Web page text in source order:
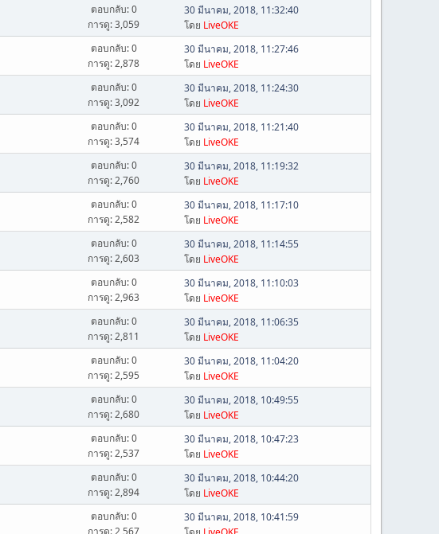
ตอบกลับ: 0
การดู: 3,059
30 มีนาคม, 2018, 11:32:40
โดย LiveOKE
ตอบกลับ: 0
การดู: 2,878
30 มีนาคม, 2018, 11:27:46
โดย LiveOKE
ตอบกลับ: 0
การดู: 3,092
30 มีนาคม, 2018, 11:24:30
โดย LiveOKE
ตอบกลับ: 0
การดู: 3,574
30 มีนาคม, 2018, 11:21:40
โดย LiveOKE
ตอบกลับ: 0
การดู: 2,760
30 มีนาคม, 2018, 11:19:32
โดย LiveOKE
ตอบกลับ: 0
การดู: 2,582
30 มีนาคม, 2018, 11:17:10
โดย LiveOKE
ตอบกลับ: 0
การดู: 2,603
30 มีนาคม, 2018, 11:14:55
โดย LiveOKE
ตอบกลับ: 0
การดู: 2,963
30 มีนาคม, 2018, 11:10:03
โดย LiveOKE
ตอบกลับ: 0
การดู: 2,811
30 มีนาคม, 2018, 11:06:35
โดย LiveOKE
ตอบกลับ: 0
การดู: 2,595
30 มีนาคม, 2018, 11:04:20
โดย LiveOKE
ตอบกลับ: 0
การดู: 2,680
30 มีนาคม, 2018, 10:49:55
โดย LiveOKE
ตอบกลับ: 0
การดู: 2,537
30 มีนาคม, 2018, 10:47:23
โดย LiveOKE
ตอบกลับ: 0
การดู: 2,894
30 มีนาคม, 2018, 10:44:20
โดย LiveOKE
ตอบกลับ: 0
การดู: 2,567
30 มีนาคม, 2018, 10:41:59